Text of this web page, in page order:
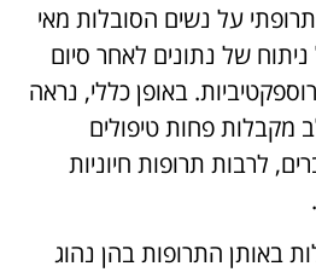
על נשים הסובלות מאי
של נתונים לאחר סיום
באופן כללי, נראה
מקבלות פחות טיפולים
לרבות תרופות חיוניות
באותן התרופות בהן נהוג